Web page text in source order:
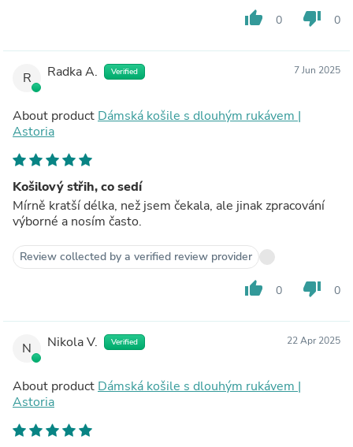
thumb_up 0 thumb_down 0
R Radka A. Verified 7 Jun 2025
About product Dámská košile s dlouhým rukávem |
Astoria
Košilový střih, co sedí
Mírně kratší délka, než jsem čekala, ale jinak zpracování
výborné a nosím často.
Review collected by a verified review provider
thumb_up 0 thumb_down 0
N Nikola V. Verified 22 Apr 2025
About product Dámská košile s dlouhým rukávem |
Astoria